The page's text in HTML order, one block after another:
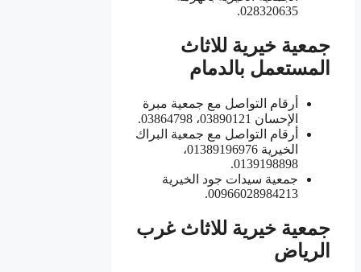
028320635.
جمعية خيرية للاثاث
المستعمل بالدمام
أرقام التواصل مع جمعية مبرة
الإحسان 03890121، 03864798.
أرقام التواصل مع جمعية البراك
الخيرية 01389196976،
0139198898.
جمعية سيدات جود الخيرية
00966028984213.
جمعية خيرية للاثاث غرب
الرياض